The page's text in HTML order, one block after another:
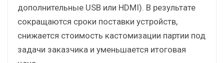
дополнительные USB или HDMI). В результате
сокращаются сроки поставки устройств,
снижается стоимость кастомизации партии под
задачи заказчика и уменьшается итоговая